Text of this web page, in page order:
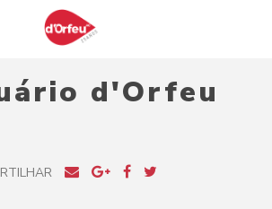
d'Orfeu